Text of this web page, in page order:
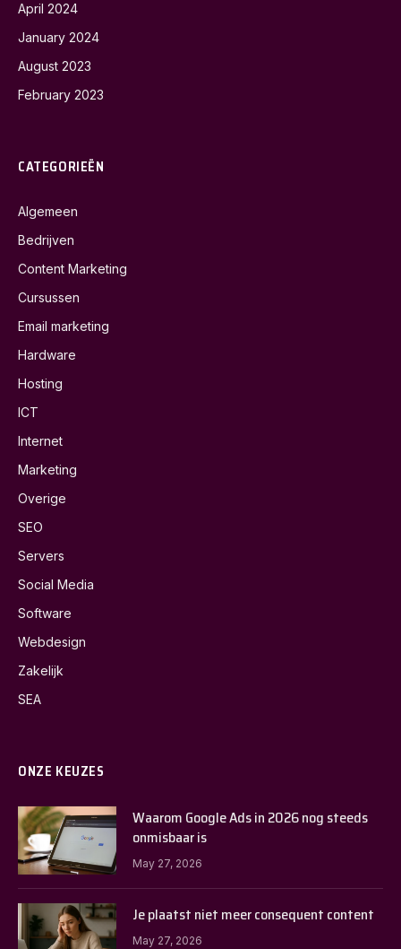
April 2024
January 2024
August 2023
February 2023
CATEGORIEËN
Algemeen
Bedrijven
Content Marketing
Cursussen
Email marketing
Hardware
Hosting
ICT
Internet
Marketing
Overige
SEO
Servers
Social Media
Software
Webdesign
Zakelijk
SEA
ONZE KEUZES
Waarom Google Ads in 2026 nog steeds
onmisbaar is
May 27, 2026
Je plaatst niet meer consequent content
May 27, 2026